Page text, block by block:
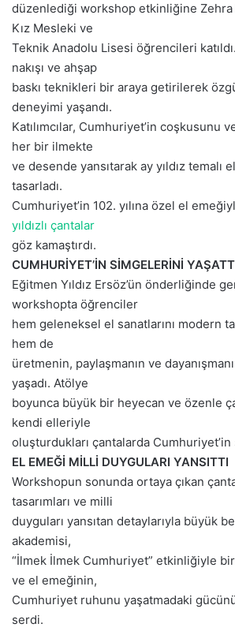
düzenlediği workshop etkinliğine
Kız Mesleki ve
Teknik Anadolu Lisesi öğrencileri
nakışı ve ahşap
baskı teknikleri bir araya getirilerek
deneyimi yaşandı.
Katılımcılar, Cumhuriyet’in coşkusunu
her bir ilmekte
ve desende yansıtarak ay yıldız temalı
tasarladı.
Cumhuriyet’in 102. yılına özel el
yıldızlı çantalar
göz kamaştırdı.
CUMHURİYET’İN SİMGELERİNİ
Eğitmen Yıldız Ersöz’ün önderliğinde
workshopta öğrenciler
hem geleneksel el sanatlarını modern
hem de
üretmenin, paylaşmanın ve
yaşadı. Atölye
boyunca büyük bir heyecan ve özenle
kendi elleriyle
oluşturdukları çantalarda Cumh
EL EMEĞİ MİLLİ DUYGULARI YANSITTI
Workshopun sonunda ortaya çıkan
tasarımları ve milli
duyguları yansıtan detaylarıyla büyük
akademisi,
“İlmek İlmek Cumhuriyet” etkinliğiyle
ve el emeğinin,
Cumhuriyet ruhunu yaşatmadaki
serdi.